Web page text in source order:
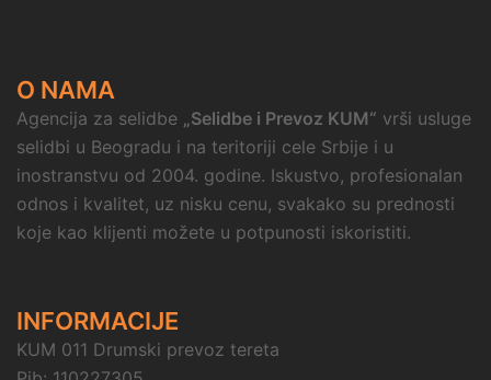
O NAMA
Agencija za selidbe „Selidbe i Prevoz KUM“ vrši usluge
selidbi u Beogradu i na teritoriji cele Srbije i u
inostranstvu od 2004. godine. Iskustvo, profesionalan
odnos i kvalitet, uz nisku cenu, svakako su prednosti
koje kao klijenti možete u potpunosti iskoristiti.
INFORMACIJE
KUM 011 Drumski prevoz tereta